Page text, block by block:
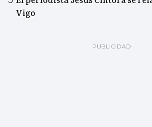
Vigo